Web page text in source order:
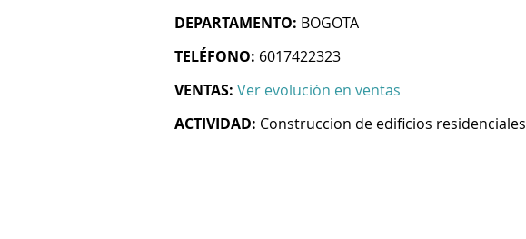
DEPARTAMENTO: BOGOTA
TELÉFONO: 6017422323
VENTAS: Ver evolución en ventas
ACTIVIDAD: Construccion de edificios residenciales